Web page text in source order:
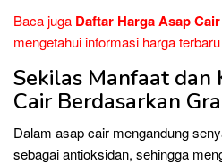
Baca juga Daftar Harga Asap
mengetahui informasi harga terbaru
Sekilas Manfaat dan
Cair Berdasarkan
Dalam asap cair mengandung
sebagai antioksidan, sehingga